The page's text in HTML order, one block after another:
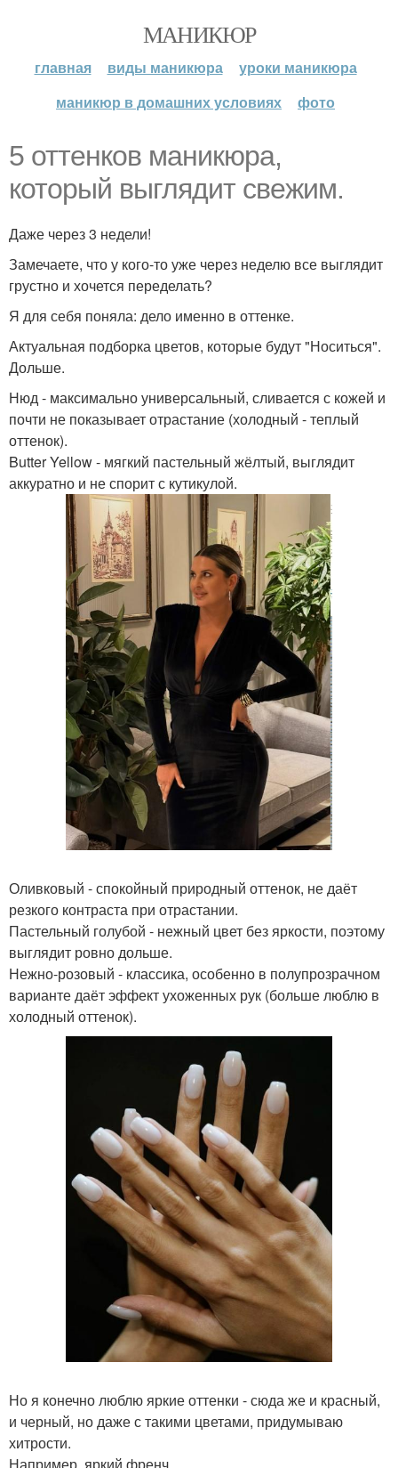
МАНИКЮР
главная виды маникюра
уроки маникюра
маникюр в домашних условиях
фото
5 оттенков маникюра,
который выглядит свежим.
Даже через 3 недели!
Замечаете, что у кого-то уже через неделю все выглядит
грустно и хочется переделать?
Я для себя поняла: дело именно в оттенке.
Актуальная подборка цветов, которые будут "Носиться".
Дольше.
Нюд - максимально универсальный, сливается с кожей и
почти не показывает отрастание (холодный - теплый
оттенок).
Butter Yellow - мягкий пастельный жёлтый, выглядит
аккуратно и не спорит с кутикулой.
Оливковый - спокойный природный оттенок, не даёт
резкого контраста при отрастании.
Пастельный голубой - нежный цвет без яркости, поэтому
выглядит ровно дольше.
Нежно-розовый - классика, особенно в полупрозрачном
варианте даёт эффект ухоженных рук (больше люблю в
холодный оттенок).
Но я конечно люблю яркие оттенки - сюда же и красный,
и черный, но даже с такими цветами, придумываю
хитрости.